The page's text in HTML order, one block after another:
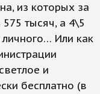
из которых за
тысяч, а 4\5
Или как
и
бесплатно (в